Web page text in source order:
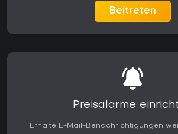
Beitreten
Preisalarme
Erhalte E-Mail-Benachrichtigungen